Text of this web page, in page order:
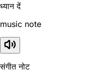
ध्यान दें
music note
संगीत नोट